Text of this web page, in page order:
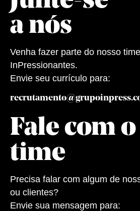
a nós
Venha fazer parte do nosso
InPressionantes.
Envie seu currículo para:
Fale com
time
Precisa falar com algum de
ou clientes?
Envie sua mensagem para: